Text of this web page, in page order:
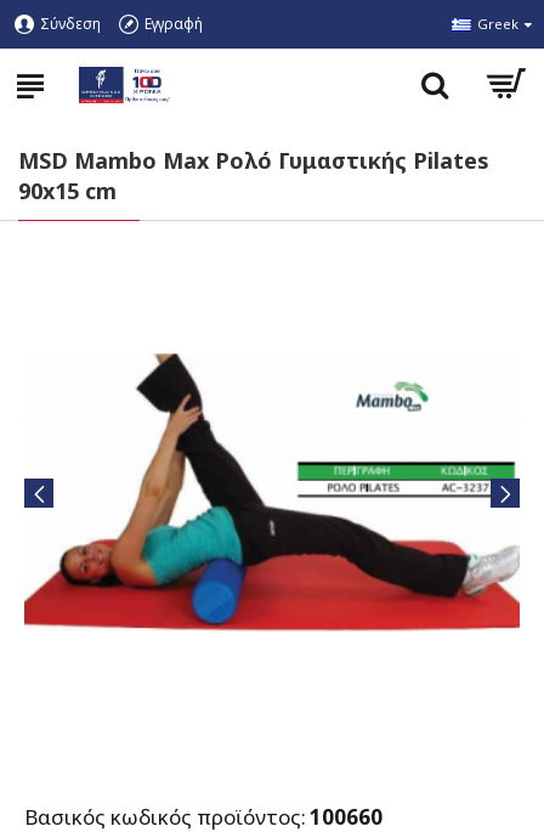
Σύνδεση Εγγραφή Greek
MSD Mambo Max Ρολό Γυμαστικής Pilates
90x15 cm
Βασικός κωδικός προϊόντος:100660